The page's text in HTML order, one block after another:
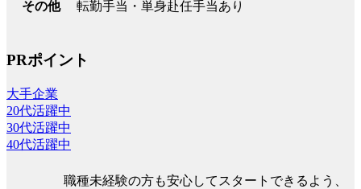
その他 転勤手当・単身赴任手当あり
PRポイント
大手企業
20代活躍中
30代活躍中
40代活躍中
職種未経験の方も安心してスタートできるよう、